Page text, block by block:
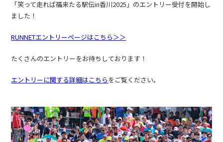
「笑って走れば福来たる駅伝in香川2025」のエントリー受付を開始し
ました！
RUNNETエントリーページはこちら＞＞
たくさんのエントリーをお待ちしております！
エントリーに関する詳細はこちら をご覧ください。